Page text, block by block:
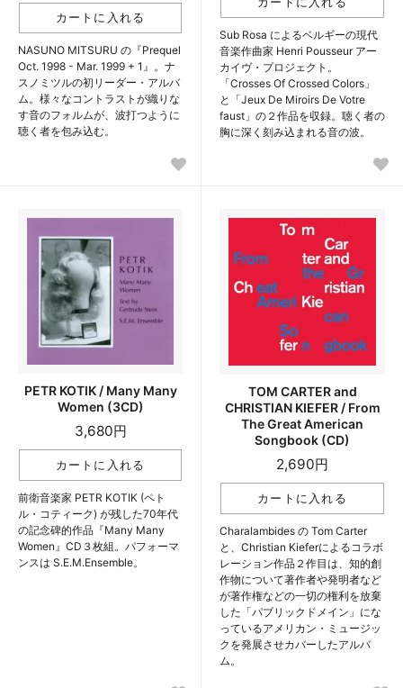
NASUNO MITSURU の『Prequel
Oct. 1998 - Mar. 1999 + 1』。ナ
スノミツルの初リーダー・アルバ
ム。様々なコントラストが織りな
す音のフォルムが、波打つように
聴く者を包み込む。
Sub Rosa によるベルギーの現代
音楽作曲家 Henri Pousseur アー
カイヴ・プロジェクト。
「Crosses Of Crossed Colors」
と「Jeux De Miroirs De Votre
faust」の２作品を収録。聴く者の
胸に深く刻み込まれる音の波。
PETR KOTIK / Many Many
Women (3CD)
3,680円
前衛音楽家 PETR KOTIK (ペト
ル・コティーク) が残した70年代
の記念碑的作品『Many Many
Women』CD３枚組。パフォーマ
ンスは S.E.M.Ensemble。
TOM CARTER and
CHRISTIAN KIEFER / From
The Great American
Songbook (CD)
2,690円
Charalambides の Tom Carter
と、Christian Kieferによるコラボ
レーション作品２作目は、知的創
作物について著作者や発明者など
が著作権などの一切の権利を放棄
した「パブリックドメイン」にな
っているアメリカン・ミュージッ
クを発展させカバーしたアルバ
ム。